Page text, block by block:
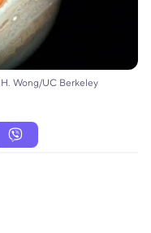
Wong/UC Berkeley